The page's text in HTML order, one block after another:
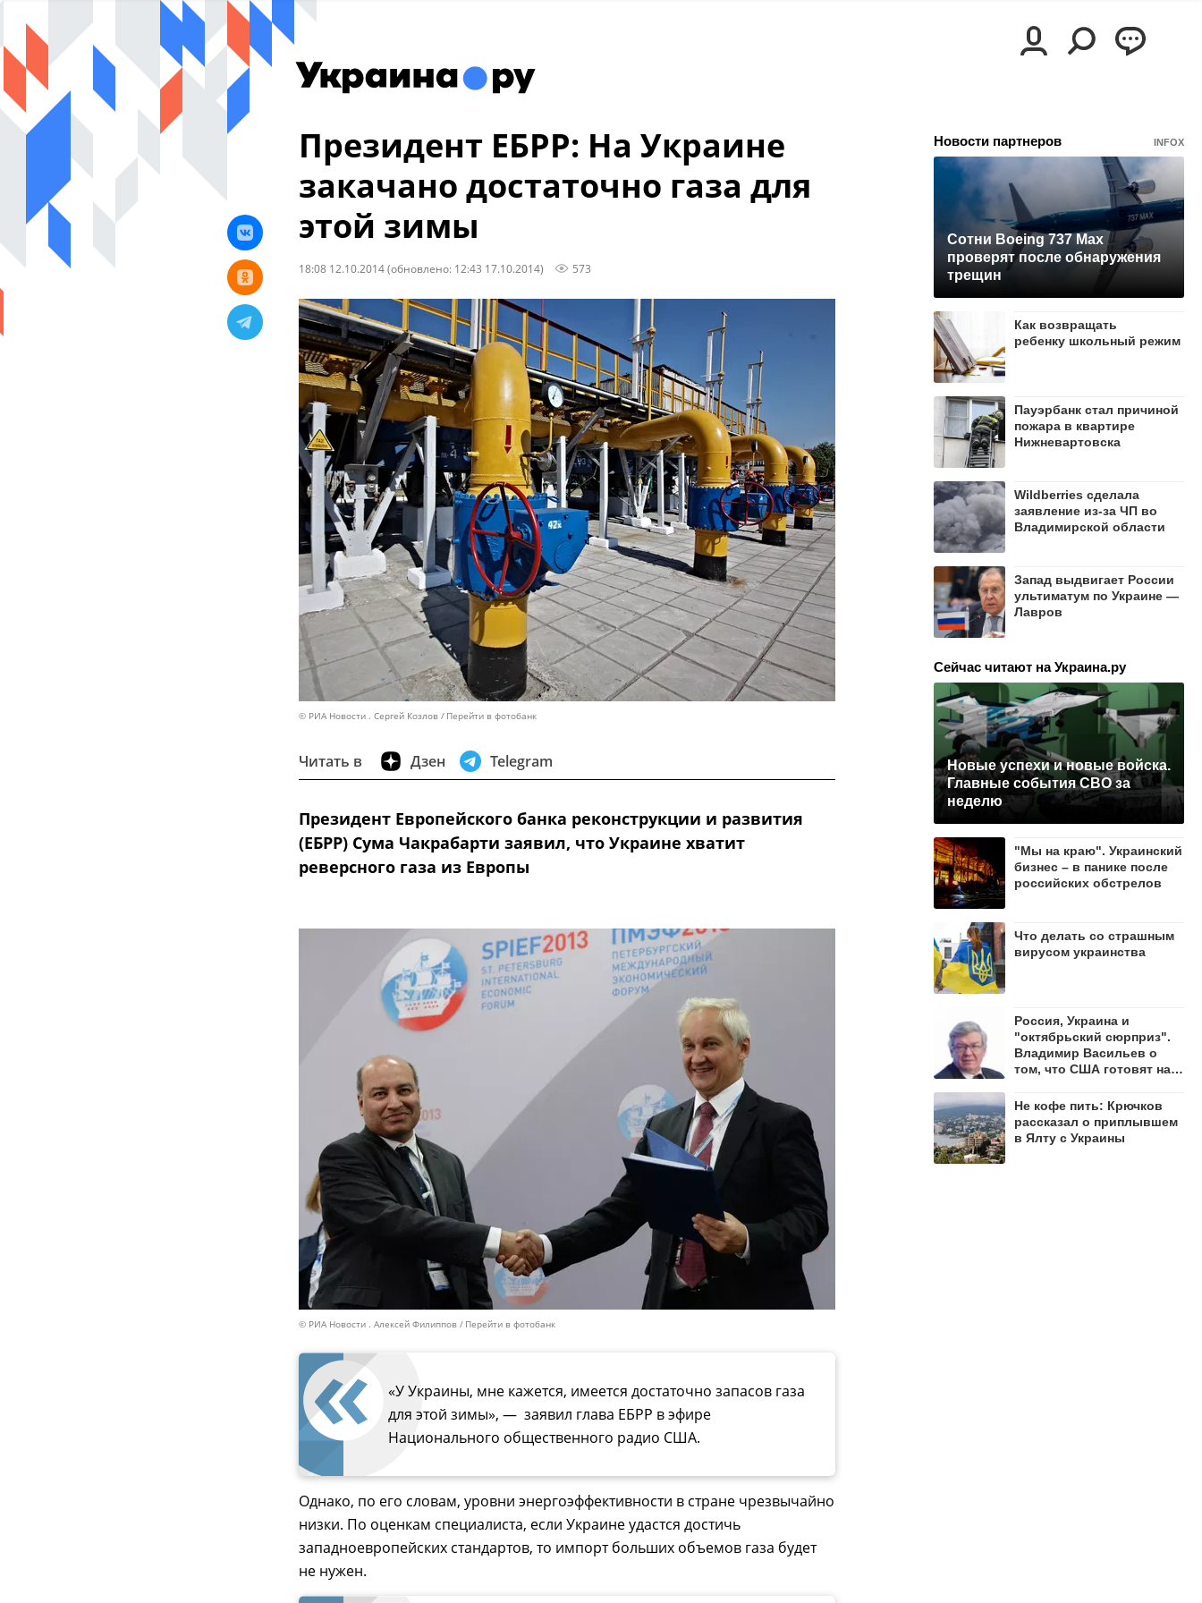
Президент ЕБРР: На Украине
закачано достаточно газа для
этой зимы
18:08 12.10.2014(обновлено: 12:43 17.10.2014) 573
© РИА Новости . Сергей Козлов Перейти в фотобанк
Читать в Дзен Telegram
Президент Европейского банка реконструкции и развития
(ЕБРР) Сума Чакрабарти заявил, что Украине хватит
реверсного газа из Европы
© РИА Новости . Алексей Филиппов Перейти в фотобанк
«У Украины, мне кажется, имеется достаточно запасов газа
для этой зимы», — заявил глава ЕБРР в эфире
Национального общественного радио США.
Однако, по его словам, уровни энергоэффективности в стране чрезвычайно
низки. По оценкам специалиста, если Украине удастся достичь
западноевропейских стандартов, то импорт больших объемов газа будет
не нужен.
Новости партнеров INFOX
Сотни Boeing 737 Max
проверят после обнаружения
трещин
Как возвращать
ребенку школьный режим
Пауэрбанк стал причиной
пожара в квартире
Нижневартовска
Wildberries cделала
заявление из-за ЧП во
Владимирской области
Запад выдвигает России
ультиматум по Украине —
Лавров
Сейчас читают на Украина.ру
Новые успехи и новые войска.
Главные события СВО за
неделю
"Мы на краю". Украинский
бизнес – в панике после
российских обстрелов
Что делать со страшным
вирусом украинства
Россия, Украина и
"октябрьский сюрприз".
Владимир Васильев о
том, что США готовят на
Не кофе пить: Крючков
рассказал о приплывшем
в Ялту с Украины